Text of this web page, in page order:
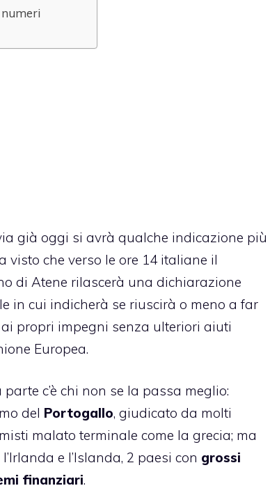
già oggi si avrà qualche indicazione più
visto che verso le ore 14 italiane il
di Atene rilascerà una dichiarazione
in cui indicherà se riuscirà o meno a far
propri impegni senza ulteriori aiuti
Europea.
parte c’è chi non se la passa meglio:
del Portogallo, giudicato da molti
malato terminale come la grecia; ma
e l’Islanda, 2 paesi con grossi
finanziari.